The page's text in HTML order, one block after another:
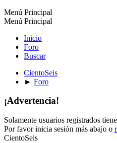
Menú Principal
Menú Principal
Inicio
Foro
Buscar
CientoSeis
► Foro
¡Advertencia!
Solamente usuarios registrados
Por favor inicia sesión más abajo o
CientoSeis